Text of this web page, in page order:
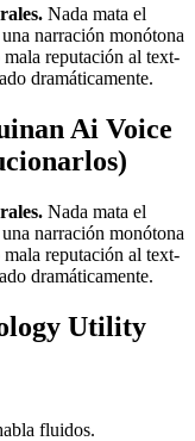
Nada mata el
narración monótona
reputación al text-
dramáticamente.
Ai Voice
Nada mata el
narración monótona
reputación al text-
dramáticamente.
Utility
fluidos.